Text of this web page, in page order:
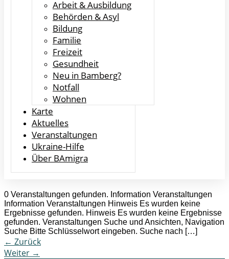
Arbeit & Ausbildung
Behörden & Asyl
Bildung
Familie
Freizeit
Gesundheit
Neu in Bamberg?
Notfall
Wohnen
Karte
Aktuelles
Veranstaltungen
Ukraine-Hilfe
Über BAmigra
0 Veranstaltungen gefunden. Information Veranstaltungen
Information Veranstaltungen Hinweis Es wurden keine
Ergebnisse gefunden. Hinweis Es wurden keine Ergebnisse
gefunden. Veranstaltungen Suche und Ansichten, Navigation
Suche Bitte Schlüsselwort eingeben. Suche nach […]
← Zurück
Weiter →